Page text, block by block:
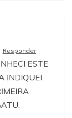
Responder
ESTE
INDIQUEI